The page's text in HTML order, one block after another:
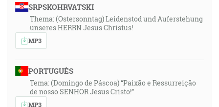
SRPSKOHRVATSKI
Thema: (Ostersonntag) Leidenstod und Auferstehung
unseres HERRN Jesus Christus!
MP3
PORTUGUÊS
Tema: (Domingo de Páscoa) “Paixão e Ressurreição
de nosso SENHOR Jesus Cristo!”
MP3